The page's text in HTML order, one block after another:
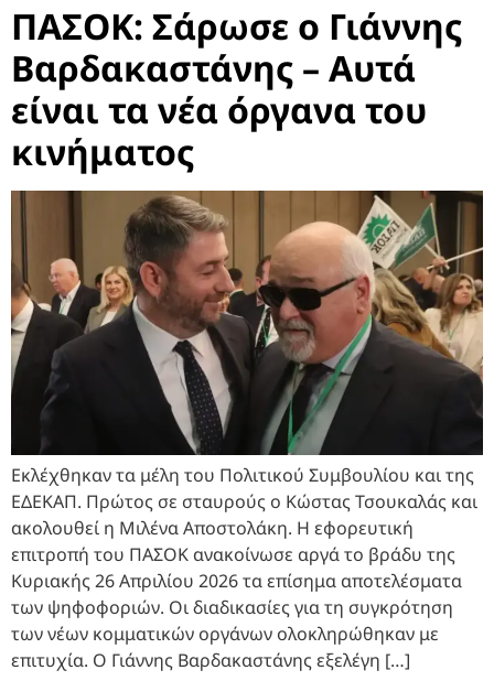
ΠΑΣΟΚ: Σάρωσε ο Γιάννης
Βαρδακαστάνης – Αυτά
είναι τα νέα όργανα του
κινήματος
Εκλέχθηκαν τα μέλη του Πολιτικού Συμβουλίου και της
ΕΔΕΚΑΠ. Πρώτος σε σταυρούς ο Κώστας Τσουκαλάς και
ακολουθεί η Μιλένα Αποστολάκη. Η εφορευτική
επιτροπή του ΠΑΣΟΚ ανακοίνωσε αργά το βράδυ της
Κυριακής 26 Απριλίου 2026 τα επίσημα αποτελέσματα
των ψηφοφοριών. Οι διαδικασίες για τη συγκρότηση
των νέων κομματικών οργάνων ολοκληρώθηκαν με
επιτυχία. Ο Γιάννης Βαρδακαστάνης εξελέγη […]